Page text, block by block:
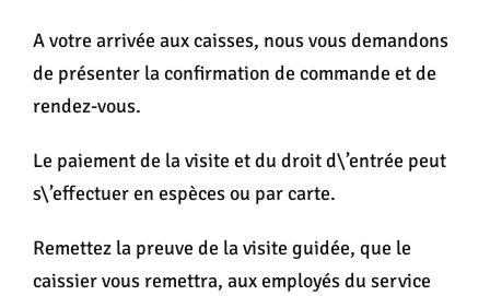
A votre arrivée aux caisses, nous vous demandons
de présenter la confirmation de commande et de
rendez-vous.
Le paiement de la visite et du droit d\’entrée peut
s\’effectuer en espèces ou par carte.
Remettez la preuve de la visite guidée, que le
caissier vous remettra, aux employés du service